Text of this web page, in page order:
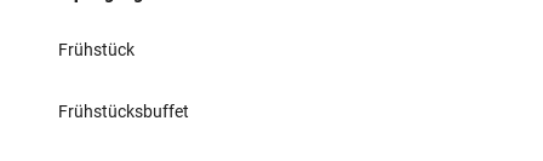
Frühstück
Frühstücksbuffet